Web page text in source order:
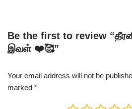
Be the first to review
இவள் ❤️🥰”
Your email address will not be
marked *